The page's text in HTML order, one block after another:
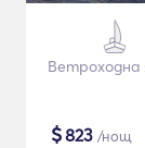
Ветроходна
$823 /нощ